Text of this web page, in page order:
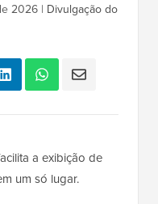
2026 | Divulgação do
a exibição de
um só lugar.